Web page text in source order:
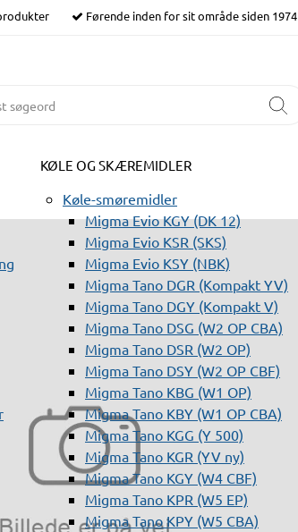
Førende inden for sit område siden 1974
KØLE OG SKÆREMIDLER
Køle-smøremidler
Migma Evio KGY (DK 12)
Migma Evio KSR (SKS)
Migma Evio KSY (NBK)
Migma Tano DGR (Kompakt YV)
Migma Tano DGY (Kompakt V)
Migma Tano DSG (W2 OP CBA)
Migma Tano DSR (W2 OP)
Migma Tano DSY (W2 OP CBF)
Migma Tano KBG (W1 OP)
Migma Tano KBY (W1 OP CBA)
Migma Tano KGG (Y 500)
Migma Tano KGR (YV ny)
Migma Tano KGY (W4 CBF)
Migma Tano KPR (W5 EP)
Migma Tano KPY (W5 CBA)